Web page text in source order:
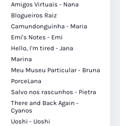
Amigos Virtuais - Nana
Blogueiros Raiz
Camundonguinha - Maria
Emi's Notes - Emi
Hello, I'm tired - Jana
Marina
Meu Museu Particular - Bruna
PorceLana
Salvo nos rascunhos - Pietra
There and Back Again -
Cyanos
Uoshi - Uoshi